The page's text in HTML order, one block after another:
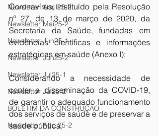
Newsletter Abril25-2
Newsletter Mai25-2
Newsletter Jun25-1
Newsletter Jun25-2
Newsletter Jul25-1
Newsletter Jul25-2
BOLETIM DA CONSTRUÇÃO
Newsletter Ago 25-2
Coronavírus, instituído pela Resolução
nº 27, de 13 de março de 2020, da
Secretaria da Saúde, fundadas em
evidências científicas e informações
estratégicas em saúde (Anexo I);
Considerando a necessidade de
conter a disseminação da COVID-19,
de garantir o adequado funcionamento
dos serviços de saúde e de preservar a
saúde pública,